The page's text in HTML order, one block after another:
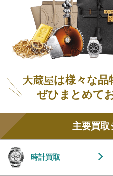
は様々な品
ぜひまとめて
主要買取
時計買取